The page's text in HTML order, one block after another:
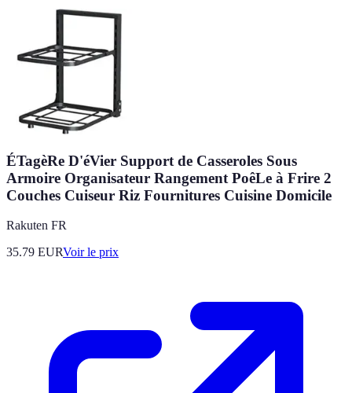
ÉTagèRe D'éVier Support de Casseroles Sous
Armoire Organisateur Rangement PoêLe à Frire 2
Couches Cuiseur Riz Fournitures Cuisine Domicile
Rakuten FR
35.79 EURVoir le prix